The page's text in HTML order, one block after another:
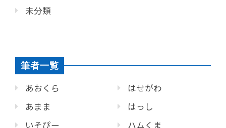
未分類
筆者一覧
あおくら
あまま
いそぴー
はせがわ
はっし
ハムくま